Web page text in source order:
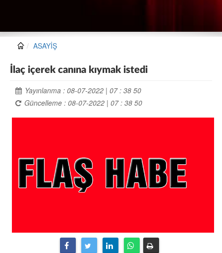
ASAYİŞ
İlaç içerek canına kıymak istedi
Yayınlanma : 08-07-2022 | 07 : 38 50
Güncelleme : 08-07-2022 | 07 : 38 50